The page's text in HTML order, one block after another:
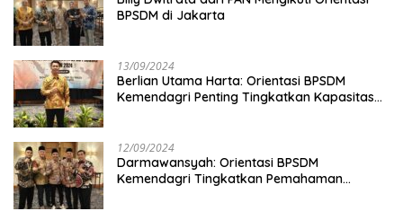
BPSDM di Jakarta
13/09/2024
Berlian Utama Harta: Orientasi BPSDM
Kemendagri Penting Tingkatkan Kapasitas
12/09/2024
Darmawansyah: Orientasi BPSDM
Kemendagri Tingkatkan Pemahaman